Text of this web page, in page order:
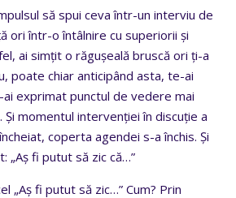
să spui ceva într-un interviu de
ori într-o întâlnire cu superiorii și
ai simțit o răgușeală bruscă ori ți-a
poate chiar anticipând asta, te-ai
exprimat punctul de vedere mai
momentul intervenției în discuție a
coperta agendei s-a închis. Și
„Aș fi putut să zic că…”
„Aș fi putut să zic…” Cum? Prin